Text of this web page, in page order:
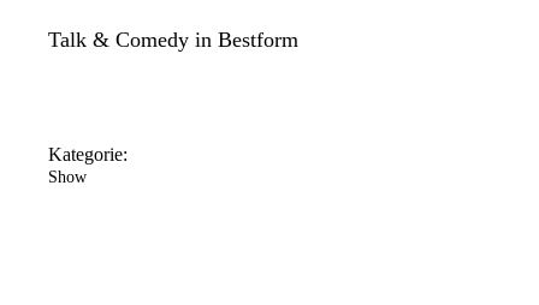
Talk & Comedy in Bestform
Kategorie:
Show